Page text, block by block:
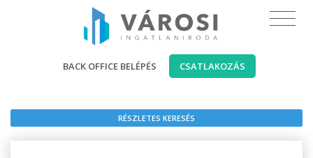
BACK OFFICE BELÉPÉS CSATLAKOZÁS
RÉSZLETES KERESÉS